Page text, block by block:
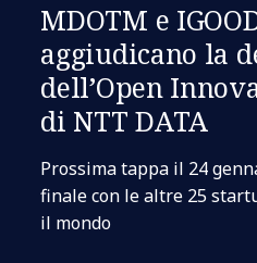
MDOTM e
aggiudicano la
dell’Open
di NTT DATA
Prossima tappa il 24
finale con le altre 25
il mondo